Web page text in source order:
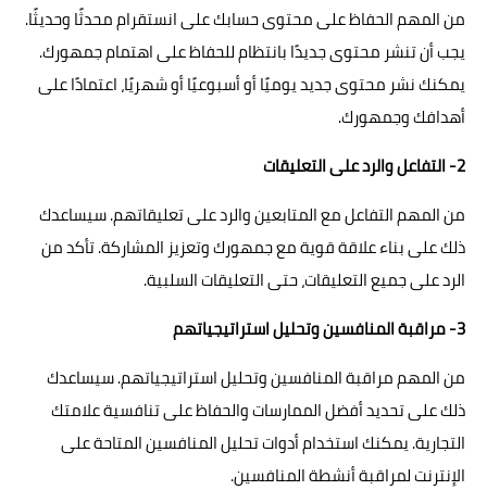
من المهم الحفاظ على محتوى حسابك على انستقرام محدثًا وحديثًا.
يجب أن تنشر محتوى جديدًا بانتظام للحفاظ على اهتمام جمهورك.
يمكنك نشر محتوى جديد يوميًا أو أسبوعيًا أو شهريًا، اعتمادًا على
أهدافك وجمهورك.
2- التفاعل والرد على التعليقات
من المهم التفاعل مع المتابعين والرد على تعليقاتهم. سيساعدك
ذلك على بناء علاقة قوية مع جمهورك وتعزيز المشاركة. تأكد من
الرد على جميع التعليقات، حتى التعليقات السلبية.
3- مراقبة المنافسين وتحليل استراتيجياتهم
من المهم مراقبة المنافسين وتحليل استراتيجياتهم. سيساعدك
ذلك على تحديد أفضل الممارسات والحفاظ على تنافسية علامتك
التجارية. يمكنك استخدام أدوات تحليل المنافسين المتاحة على
الإنترنت لمراقبة أنشطة المنافسين.